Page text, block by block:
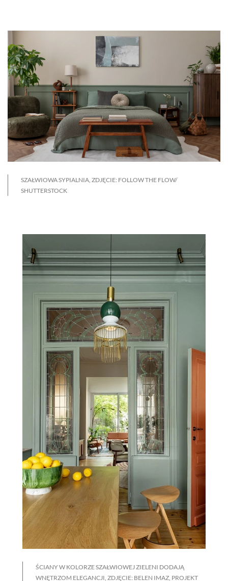
SZAŁWIOWA SYPIALNIA, ZDJĘCIE: FOLLOW THE FLOW/
SHUTTERSTOCK
ŚCIANY W KOLORZE SZAŁWIOWEJ ZIELENI DODAJĄ
WNĘTRZOM ELEGANCJI, ZDJĘCIE: BELEN IMAZ, PROJEKT